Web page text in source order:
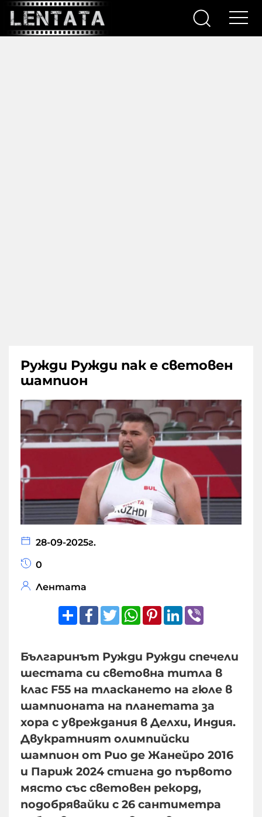
Ружди Ружди пак е световен
шампион
28-09-2025г.
0
Лентата
ShareFacebook
TwitterWhatsApp
Pinterest
LinkedIn
Българинът Ружди Ружди спечели
шестата си световна титла в
клас F55 на тласкането на гюле в
шампионата на планетата за
хора с увреждания в Делхи, Индия.
Двукратният олимпийски
шампион от Рио де Жанейро 2016
и Париж 2024 стигна до първото
място със световен рекорд,
подобрявайки с 26 сантиметра